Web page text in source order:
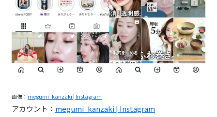
画像： megumi_kanzaki | Instagram
アカウント： megumi_kanzaki | Instagram